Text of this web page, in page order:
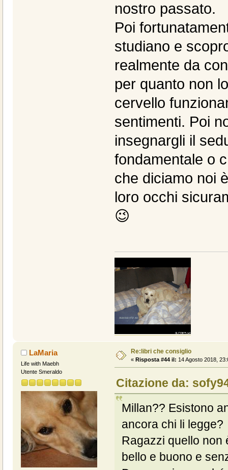
nostro passato.
Poi
studiano e
realmente da
per quanto non
cervello
sentimenti. Poi
insegnargli il
fondamentale o
che diciamo noi
loro occhi
😉
LaMaria
Life with Maebh
Utente Smeraldo
Re:libri che consiglio
« Risposta #44 il: 14 Agosto 2018,
Citazione da:
Millan?? Esistono
ancora chi li legge?
Ragazzi quello non
bello e buono e